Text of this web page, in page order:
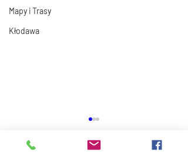
Mapy i Trasy
Kłodawa